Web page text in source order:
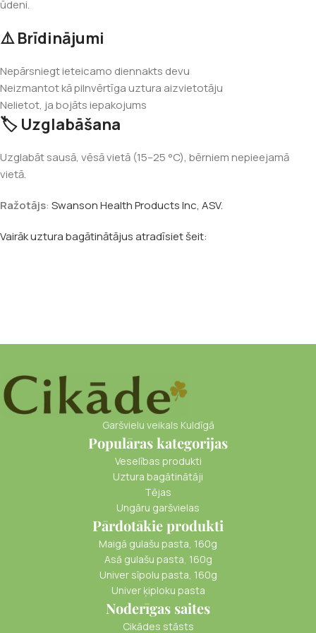
ūdeni.
⚠️ Brīdinājumi
Nepārsniegt ieteicamo diennakts devu
Neizmantot kā pilnvērtīga uztura aizvietotāju
Nelietot, ja bojāts iepakojums
🏷️ Uzglabāšana
Uzglabāt sausā, vēsā vietā (15–25 °C), bērniem nepieejamā
vietā.
Ražotājs: Swanson Health Products Inc, ASV.
Vairāk uztura bagātinātājus atradīsiet šeit:
Garšvielu veikals Kuldīgā
Populāras kategorijas
Veselības produkti
Uztura bagātinātāji
Tējas
Ungāru garšvielas
Pārdotākie produkti
Maigā gulašu pasta, 160g
Asā gulašu pasta, 160g
Univer sīpolu pasta, 160g
Univer ķiploku pasta
Noderīgas saites
Cikādes stāsts